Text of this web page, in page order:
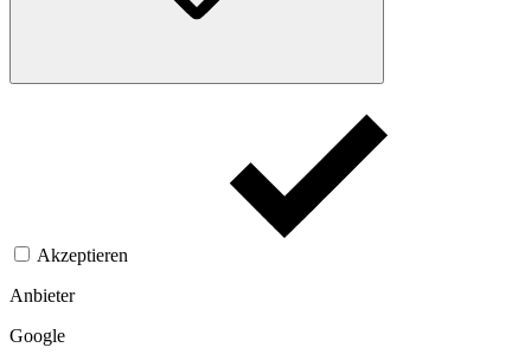
Akzeptieren
Anbieter
Google